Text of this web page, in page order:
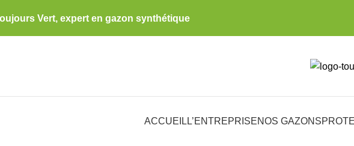
Vert, expert en gazon synthétique
ACCUEIL L’ENTREPRISENOS GAZONS